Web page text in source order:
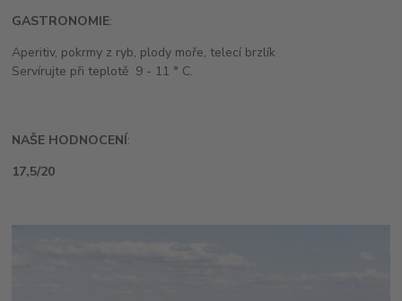
GASTRONOMIE:
Aperitiv, pokrmy z ryb, plody moře, telecí brzlík
Servírujte při teplotě 9 - 11 ° C.
NAŠE HODNOCENÍ:
17,5/20